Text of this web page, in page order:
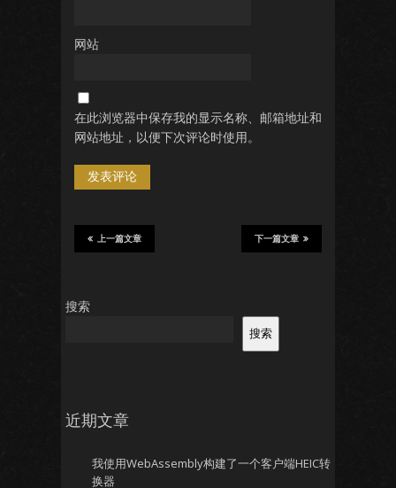
网站
在此浏览器中保存我的显示名称、邮箱地址和
网站地址，以便下次评论时使用。
下一篇文章
上一篇文章
搜索
搜索
近期文章
我使用WebAssembly构建了一个客户端HEIC转
换器